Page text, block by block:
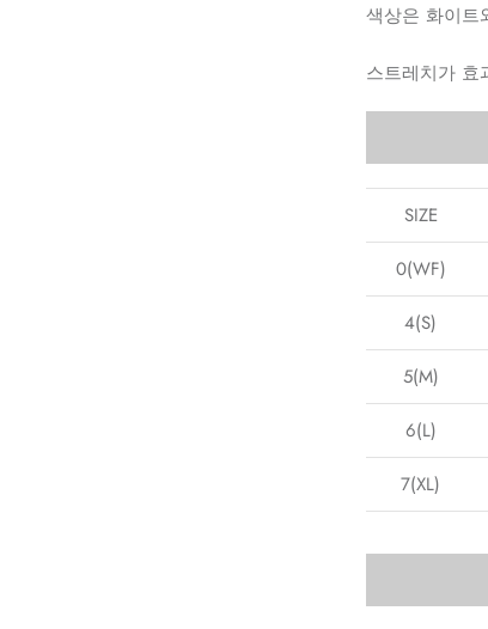
색상은 화이트
스트레치가 효
SIZE
0(WF)
4(S)
5(M)
6(L)
7(XL)